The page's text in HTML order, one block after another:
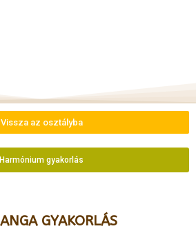
Vissza az osztályba
Harmónium gyakorlás
GYAKORLÁS